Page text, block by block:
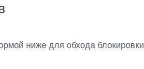
ниже для обхода блокировки